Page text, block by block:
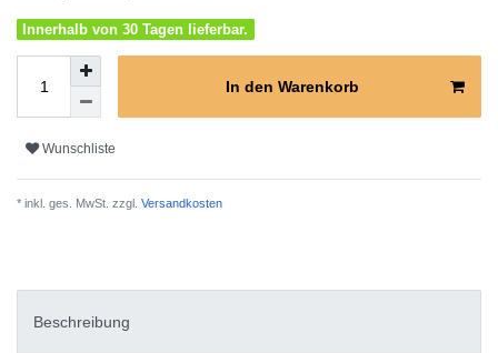
Innerhalb von 30 Tagen lieferbar.
In den Warenkorb
Wunschliste
* inkl. ges. MwSt. zzgl. Versandkosten
Beschreibung